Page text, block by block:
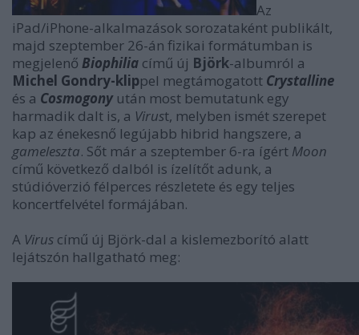
Az
iPad/iPhone-alkalmazások sorozataként publikált,
majd szeptember 26-án fizikai formátumban is
megjelenő Biophilia című új Björk-albumról a
Michel Gondry-klippel megtámogatott Crystalline
és a Cosmogonyután most bemutatunk egy
harmadik dalt is, a Virust, melyben ismét szerepet
kap az énekesnő legújabb hibrid hangszere, a
gameleszta. Sőt már a szeptember 6-ra ígért Moon
című következő dalból is ízelítőt adunk, a
stúdióverzió félperces részletete és egy teljes
koncertfelvétel formájában.
A Virus című új Björk-dal a kislemezborító alatt
lejátszón hallgatható meg: